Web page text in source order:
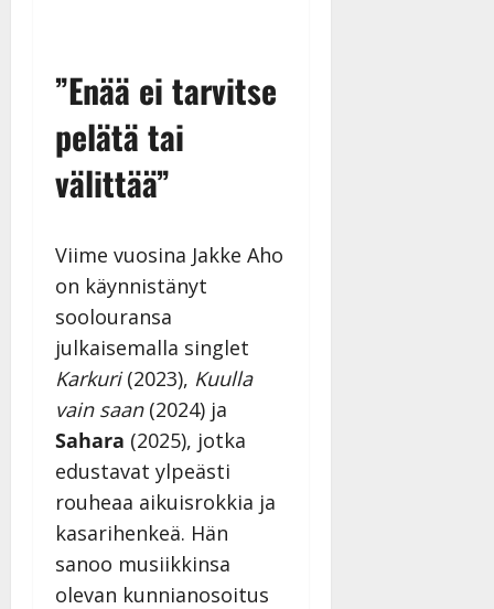
”Enää ei tarvitse
pelätä tai
välittää”
Viime vuosina Jakke Aho
on käynnistänyt
soolouransa
julkaisemalla singlet
Karkuri(2023), Kuulla
vain saan (2024) ja
Sahara (2025), jotka
edustavat ylpeästi
rouheaa aikuisrokkia ja
kasarihenkeä. Hän
sanoo musiikkinsa
olevan kunnianosoitus